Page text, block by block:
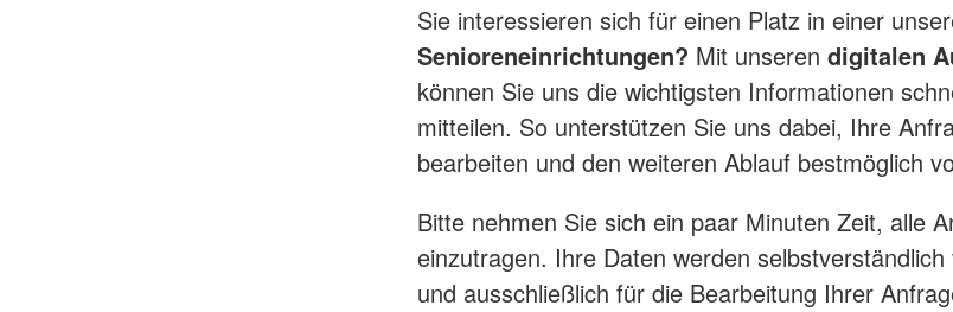
Sie interessieren sich für einen Platz in einer
Senioreneinrichtungen? Mit unseren digitalen
können Sie uns die wichtigsten Informationen
mitteilen. So unterstützen Sie uns dabei, Ihre
bearbeiten und den weiteren Ablauf bestmöglich
Bitte nehmen Sie sich ein paar Minuten Zeit, alle
einzutragen. Ihre Daten werden
und ausschließlich für die Bearbeitung Ihrer